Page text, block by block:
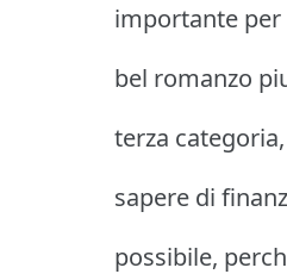
importante
bel romanzo
terza
sapere di
possibile,